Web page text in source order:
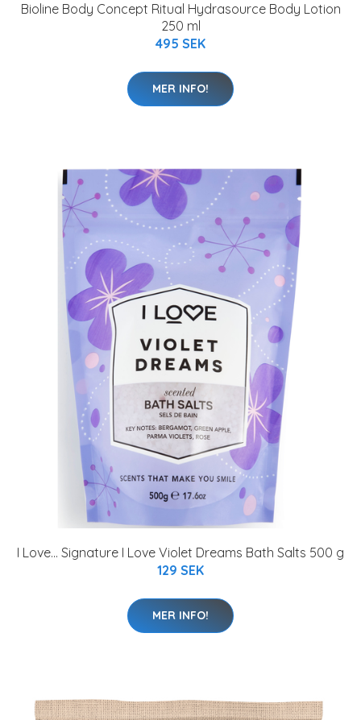
Bioline Body Concept Ritual Hydrasource Body Lotion
250 ml
495 SEK
MER INFO!
I Love... Signature I Love Violet Dreams Bath Salts 500 g
129 SEK
MER INFO!